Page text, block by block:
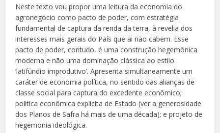
Neste texto vou propor uma leitura da economia do
agronegócio como pacto de poder, com estratégia
fundamental de captura da renda da terra, à revelia dos
interesses mais gerais do País que ai não cabem. Esse
pacto de poder, contudo, é uma construção hegemônica
moderna e não uma dominação clássica ao estilo
‘latifúndio improdutivo’. Apresenta simultaneamente um
caráter de economia política, no sentido das alianças de
classe social para captura do excedente econômico;
política econômica explícita de Estado (ver a generosidade
dos Planos de Safra há mais de uma década); e projeto de
hegemonia ideológica.